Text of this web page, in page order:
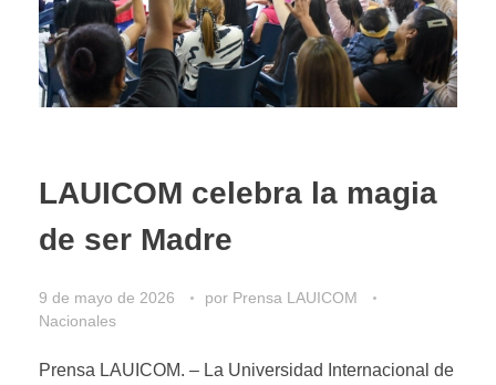
LAUICOM celebra la magia
de ser Madre
9 de mayo de 2026 por Prensa LAUICOM
Nacionales
Prensa LAUICOM. – La Universidad Internacional de